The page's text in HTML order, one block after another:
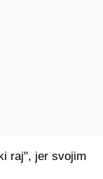
raj", jer svojim